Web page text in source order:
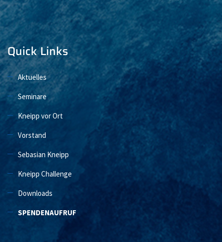
Quick Links
Aktuelles
Seminare
Kneipp vor Ort
Vorstand
Sebasian Kneipp
Kneipp Challenge
Downloads
SPENDENAUFRUF